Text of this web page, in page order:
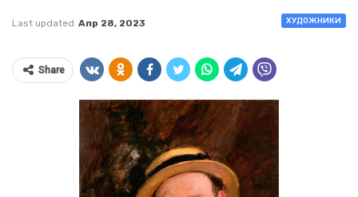
ХУДОЖНИКИ
Last updated Апр 28, 2023
Share